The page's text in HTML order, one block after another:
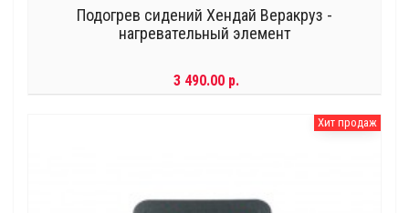
Подогрев сидений Хендай Веракруз -
нагревательный элемент
3 490.00 р.
Хит продаж